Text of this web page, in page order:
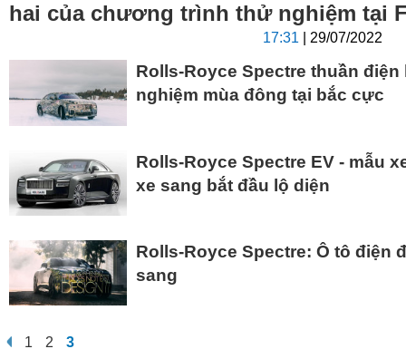
hai của chương trình thử nghiệm tại
17:31 | 29/07/2022
Rolls-Royce Spectre thuần
nghiệm mùa đông tại bắc cực
Rolls-Royce Spectre EV - mẫu
xe sang bắt đầu lộ diện
Rolls-Royce Spectre: Ô tô điện
sang
1 2 3